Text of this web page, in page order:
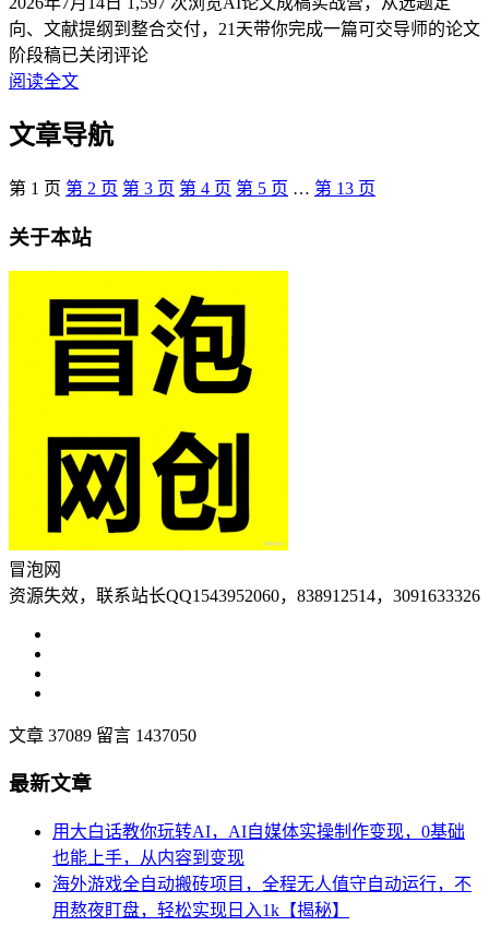
向、文献提纲到整合交付，21天带你完成一篇可交导师的论文
阶段稿已关闭评论
阅读全文
文章导航
第 1 页 第 2 页 第 3 页 第 4 页 第 5 页 … 第 13 页
关于本站
冒泡网
资源失效，联系站长QQ1543952060，838912514，3091633326
文章 37089 留言 1437050
最新文章
用大白话教你玩转AI，AI自媒体实操制作变现，0基础
也能上手，从内容到变现
海外游戏全自动搬砖项目，全程无人值守自动运行，不
用熬夜盯盘，轻松实现日入1k【揭秘】